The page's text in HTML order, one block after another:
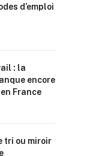
d’emploi
: la
encore
France
tri ou miroir